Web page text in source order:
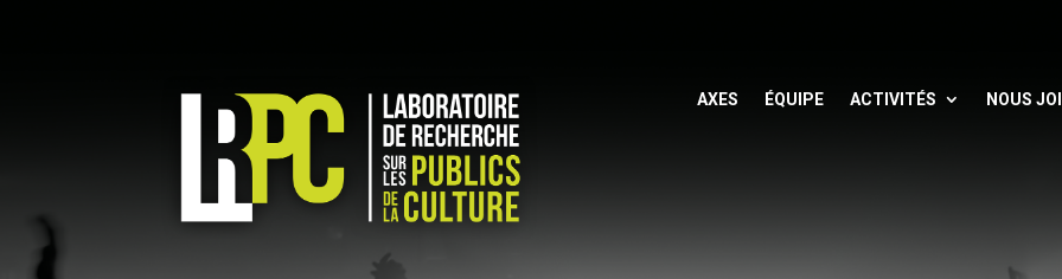
AXES ÉQUIPE ACTIVITÉS NOUS